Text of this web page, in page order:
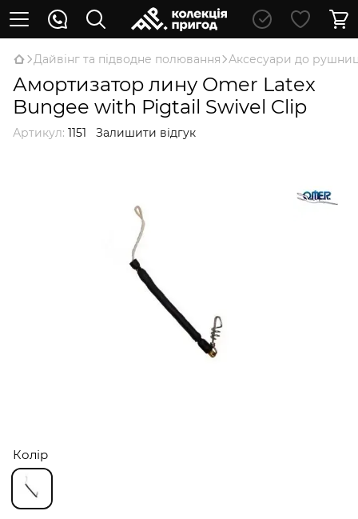
Дайвінг та підводне полювання Аксесуари до
Амортизатор лину Omer Latex
Bungee with Pigtail Swivel Clip
Артикул: 1151 Залишити відгук
Колір